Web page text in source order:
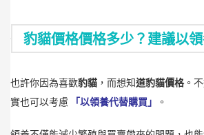
豹貓價格價格多少？建議以領
也許你因為喜歡豹貓 ，而想知道豹貓價格。
實也可以考慮
「以領養代替購買」 。